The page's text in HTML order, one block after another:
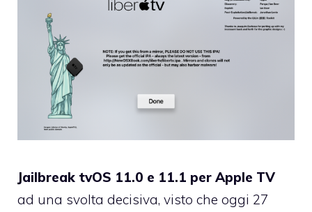
Jailbreak tvOS 11.0 e 11.1 per Apple TV
ad una svolta decisiva, visto che oggi 27